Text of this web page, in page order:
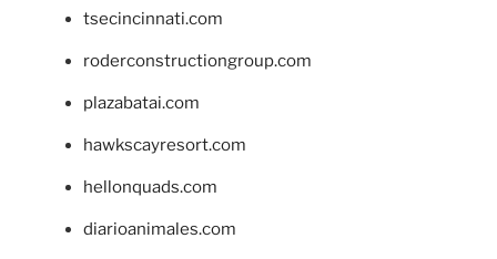
tsecincinnati.com
roderconstructiongroup.com
plazabatai.com
hawkscayresort.com
hellonquads.com
diarioanimales.com